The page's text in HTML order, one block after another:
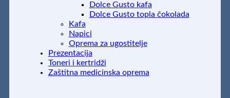
Dolce Gusto kafa
Dolce Gusto topla čokolada
Kafa
Napici
Oprema za ugostitelje
Prezentacija
Toneri i kertridži
Zaštitna medicinska oprema